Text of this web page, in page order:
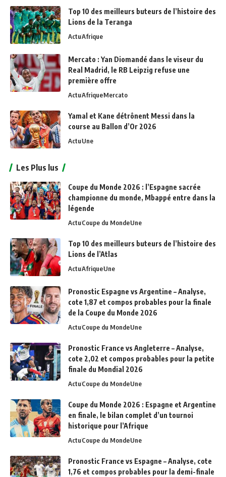
Top 10 des meilleurs buteurs de l’histoire des
Lions de la Teranga
ActuAfrique
Mercato : Yan Diomandé dans le viseur du
Real Madrid, le RB Leipzig refuse une
première offre
ActuAfriqueMercato
Yamal et Kane détrônent Messi dans la
course au Ballon d’Or 2026
ActuUne
Les Plus lus
Coupe du Monde 2026 : l’Espagne sacrée
championne du monde, Mbappé entre dans la
légende
ActuCoupe du MondeUne
Top 10 des meilleurs buteurs de l’histoire des
Lions de l’Atlas
ActuAfriqueUne
Pronostic Espagne vs Argentine – Analyse,
cote 1,87 et compos probables pour la finale
de la Coupe du Monde 2026
ActuCoupe du MondeUne
Pronostic France vs Angleterre – Analyse,
cote 2,02 et compos probables pour la petite
finale du Mondial 2026
ActuCoupe du MondeUne
Coupe du Monde 2026 : Espagne et Argentine
en finale, le bilan complet d’un tournoi
historique pour l’Afrique
ActuCoupe du MondeUne
Pronostic France vs Espagne – Analyse, cote
1,76 et compos probables pour la demi-finale